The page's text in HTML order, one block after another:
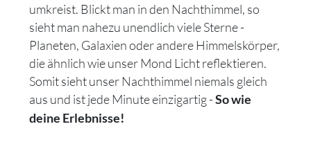
umkreist. Blickt man in den Nachthimmel, so
sieht man nahezu unendlich viele Sterne -
Planeten, Galaxien oder andere Himmelskörper,
die ähnlich wie unser Mond Licht reflektieren.
Somit sieht unser Nachthimmel niemals gleich
aus und ist jede Minute einzigartig -So wie
deine Erlebnisse!